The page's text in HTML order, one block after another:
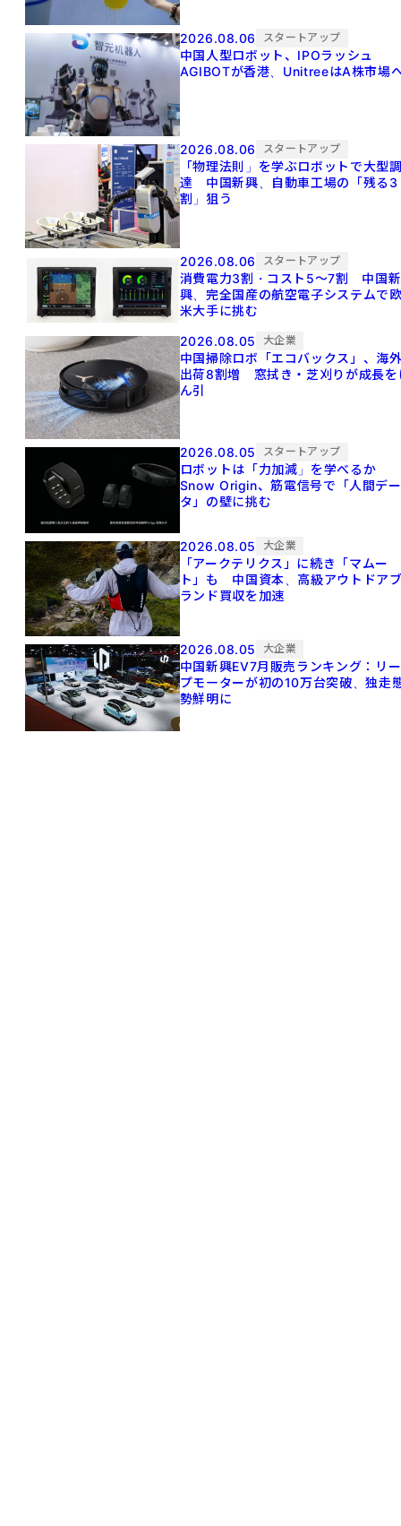
2026.08.06 スタートアップ
中国人型ロボット、IPOラッシュ
AGIBOTが香港、UnitreeはA株市場
2026.08.06 スタートアップ
「物理法則」を学ぶロボットで大型
達 中国新興、自動車工場の「残る3
割」狙う
2026.08.06 スタートアップ
消費電力3割・コスト5〜7割 中国新
興、完全国産の航空電子システムで
米大手に挑む
2026.08.05
大企業
中国掃除ロボ「エコバックス」、海
出荷8割増 窓拭き・芝刈りが成長を
ん引
2026.08.05 スタートアップ
ロボットは「力加減」を学べるか
Snow Origin、筋電信号で「人間デー
タ」の壁に挑む
2026.08.05 大企業
「アークテリクス」に続き「マムー
ト」も 中国資本、高級アウトドア
ランド買収を加速
2026.08.05 大企業
中国新興EV7月販売ランキング：リー
プモーターが初の10万台突破、独走
勢鮮明に